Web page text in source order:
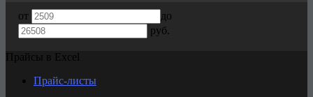
от
до
руб.
Прайсы в Excel
Прайс-листы